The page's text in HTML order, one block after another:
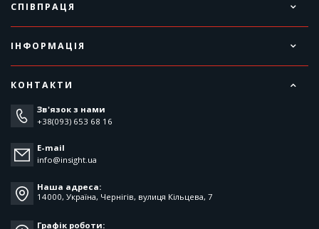
СПІВПРАЦЯ
ІНФОРМАЦІЯ
КОНТАКТИ
Зв'язок з нами
+38(093) 653 68 16
E-mail
info@insight.ua
Наша адреса:
14000, Україна, Чернігів, вулиця Кільцева, 7
Графік роботи: